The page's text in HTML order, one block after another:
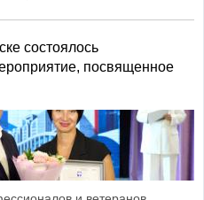
состоялось
посвященное